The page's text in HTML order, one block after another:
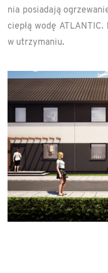
nia posi­adają
ciepłą wodę
w utrzy­ma­niu.